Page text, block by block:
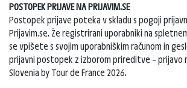
POSTOPEK PRIJAVE NA PRIJAVIM.SE
Postopek prijave poteka v skladu s pogoji
Prijavim.se. Že registrirani uporabniki na
se vpišete s svojim uporabniškim računom in
prijavni postopek z izborom prireditve – prijavo
Slovenia by Tour de France 2026.